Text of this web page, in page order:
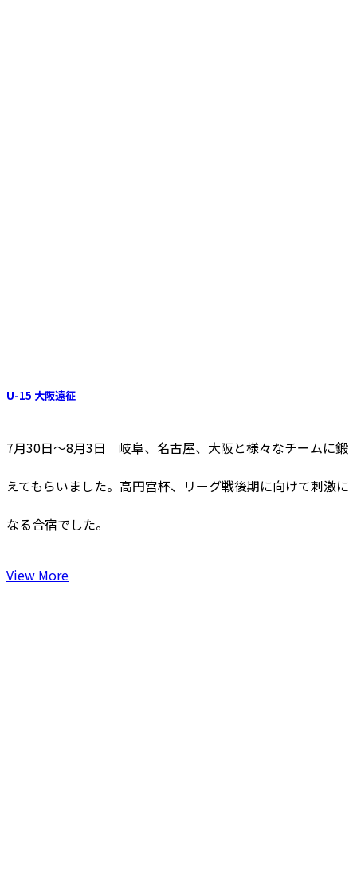
U-15 大阪遠征
7月30日～8月3日 岐阜、名古屋、大阪と様々なチームに鍛
えてもらいました。高円宮杯、リーグ戦後期に向けて刺激に
なる合宿でした。
View More